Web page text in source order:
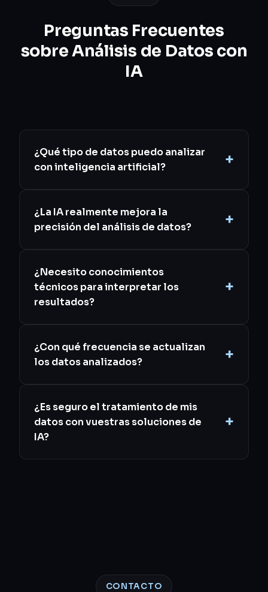
Preguntas Frecuentes
sobre Análisis de Datos con
IA
¿Qué tipo de datos puedo analizar
con inteligencia artificial?
¿La IA realmente mejora la
precisión del análisis de datos?
¿Necesito conocimientos
técnicos para interpretar los
resultados?
¿Con qué frecuencia se actualizan
los datos analizados?
¿Es seguro el tratamiento de mis
datos con vuestras soluciones de
IA?
CONTACTO